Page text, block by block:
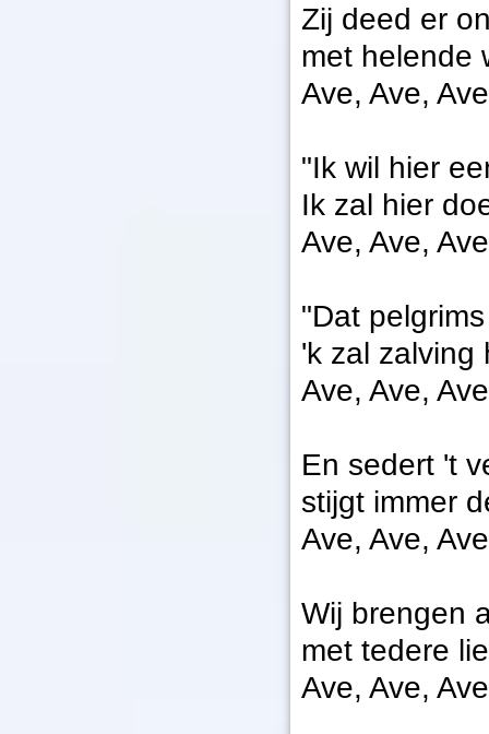
Zij deed er
met helende
Ave, Ave,
"Ik wil hier
Ik zal hier
Ave, Ave,
"Dat
'k zal zalving
Ave, Ave,
En sedert 't
stijgt immer
Ave, Ave,
Wij brengen
met tedere
Ave, Ave,